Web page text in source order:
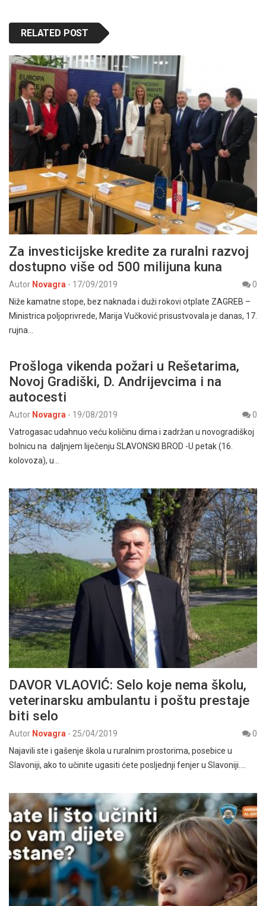
RELATED POST
Za investicijske kredite za ruralni razvoj
dostupno više od 500 milijuna kuna
Autor Novagra - 17/09/2019
0
Niže kamatne stope, bez naknada i duži rokovi otplate ZAGREB –
Ministrica poljoprivrede, Marija Vučković prisustvovala je danas, 17.
rujna…
Prošloga vikenda požari u Rešetarima,
Novoj Gradiški, D. Andrijevcima i na
autocesti
Autor Novagra - 19/08/2019
0
Vatrogasac udahnuo veću količinu dima i zadržan u novogradiškoj
bolnicu na daljnjem liječenju SLAVONSKI BROD -U petak (16.
kolovoza), u…
DAVOR VLAOVIĆ: Selo koje nema školu,
veterinarsku ambulantu i poštu prestaje
biti selo
Autor Novagra - 25/04/2019
0
Najavili ste i gašenje škola u ruralnim prostorima, posebice u
Slavoniji, ako to učinite ugasiti ćete posljednji fenjer u Slavoniji.…